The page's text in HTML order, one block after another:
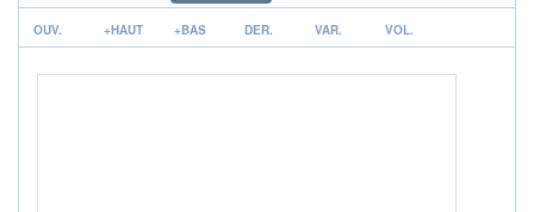
ÉLIGIBILITÉ
PEA PEA-PME
Boursobank
r
OUV. +HAUT +BAS DER. VAR. VOL.